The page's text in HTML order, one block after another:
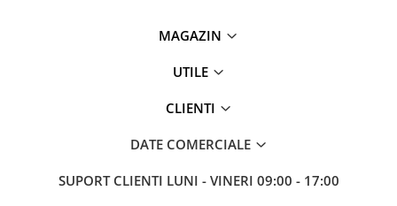
MAGAZIN
UTILE
CLIENTI
DATE COMERCIALE
SUPORT CLIENTI LUNI - VINERI 09:00 - 17:00